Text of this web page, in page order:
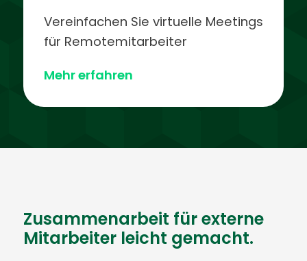
Vereinfachen Sie virtuelle Meetings
für Remotemitarbeiter
Mehr erfahren
Zusammenarbeit für externe
Mitarbeiter leicht gemacht.